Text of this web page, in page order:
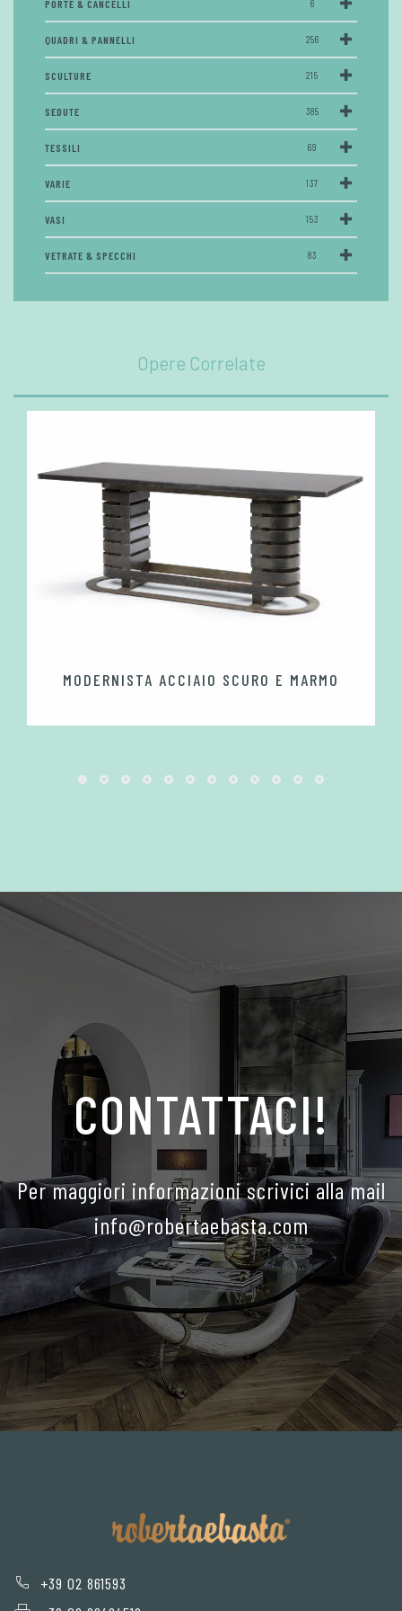
PORTE & CANCELLI 6
QUADRI & PANNELLI 256
SCULTURE 215
SEDUTE 385
TESSILI 69
VARIE 137
VASI 153
VETRATE & SPECCHI 83
Opere Correlate
MODERNISTA ACCIAIO SCURO E MARMO
CONTATTACI!
Per maggiori informazioni scrivici alla mail
info@robertaebasta.com
+39 02 861593